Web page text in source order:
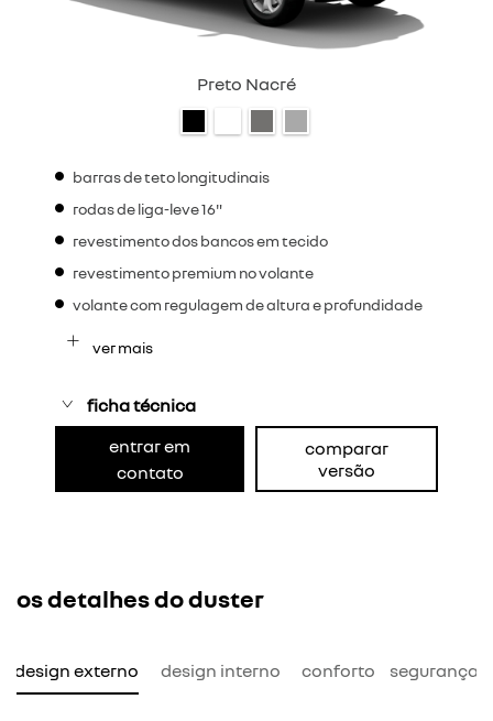
Preto Nacré
barras de teto longitudinais
rodas de liga-leve 16"
revestimento dos bancos em tecido
revestimento premium no volante
volante com regulagem de altura e profundidade
ver mais
ficha técnica
entrar em
contato
comparar
versão
os detalhes do duster
design externo design interno conforto segurança